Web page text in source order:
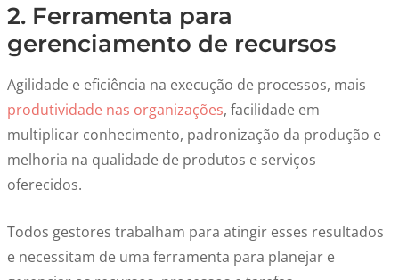
2. Ferramenta para
gerenciamento de recursos
Agilidade e eficiência na execução de processos, mais
produtividade nas organizações, facilidade em
multiplicar conhecimento, padronização da produção e
melhoria na qualidade de produtos e serviços
oferecidos.
Todos gestores trabalham para atingir esses resultados
e necessitam de uma ferramenta para planejar e